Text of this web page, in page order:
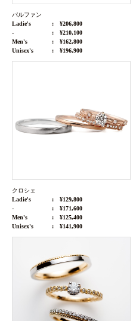
パルファン
Ladie's
¥206,800
-
¥210,100
Men's
¥162,800
Unisex's
¥196,900
クロシェ
Ladie's
¥129,800
-
¥171,600
Men's
¥125,400
Unisex's
¥141,900